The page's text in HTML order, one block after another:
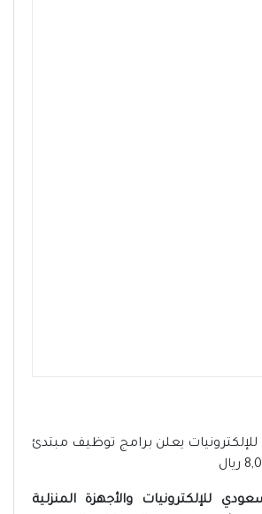
يعلن برامج توظيف مبتدئ
للإلكترونيات والأجهزة المنزلية